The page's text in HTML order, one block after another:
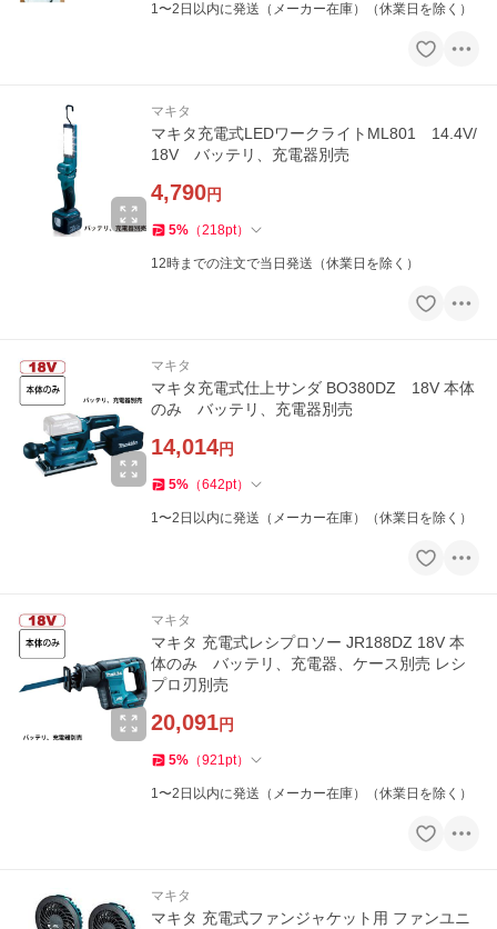
1〜2日以内に発送（メーカー在庫）（休業日を除く）
マキタ
マキタ充電式LEDワークライトML801 14.4V/
18V バッテリ、充電器別売
4,790円
5% （218pt）
12時までの注文で当日発送（休業日を除く）
マキタ
マキタ充電式仕上サンダ BO380DZ 18V 本体
のみ バッテリ、充電器別売
14,014円
5% （642pt）
1〜2日以内に発送（メーカー在庫）（休業日を除く）
マキタ
マキタ 充電式レシプロソー JR188DZ 18V 本
体のみ バッテリ、充電器、ケース別売 レシ
プロ刃別売
20,091円
5% （921pt）
1〜2日以内に発送（メーカー在庫）（休業日を除く）
マキタ
マキタ 充電式ファンジャケット用 ファンユニ